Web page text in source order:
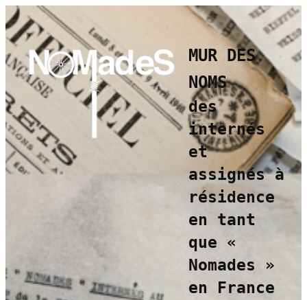
Aller
au
contenu
MUR DES
NOMS
des
internés
et
assignés à
résidence
en tant
que
«
Nomades »
en France